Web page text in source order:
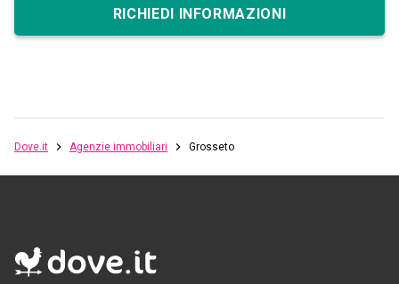
RICHIEDI INFORMAZIONI
Dove.it Agenzie immobiliari Grosseto